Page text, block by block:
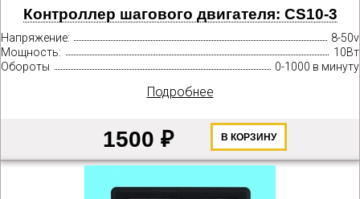
Контроллер шагового двигателя: CS10-3
Напряжение:
8-50v
Мощность:
10Вт
Обороты
0-1000 в минуту
Подробнее
1500 ₽ В КОРЗИНУ